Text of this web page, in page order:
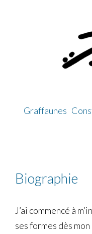
Graffaunes
Biographie
J’ai commencé à
ses formes dès